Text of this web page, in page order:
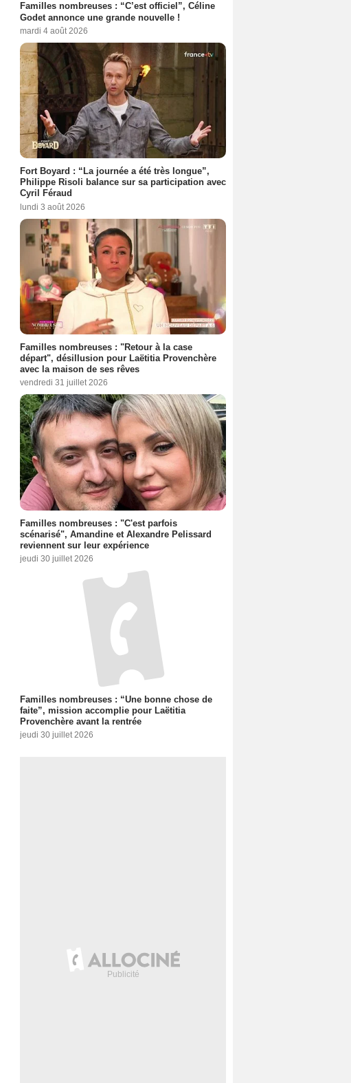
Familles nombreuses : “C’est officiel”, Céline
Godet annonce une grande nouvelle !
mardi 4 août 2026
Fort Boyard : “La journée a été très longue”,
Philippe Risoli balance sur sa participation avec
Cyril Féraud
lundi 3 août 2026
Familles nombreuses : "Retour à la case
départ", désillusion pour Laëtitia Provenchère
avec la maison de ses rêves
vendredi 31 juillet 2026
Familles nombreuses : "C'est parfois
scénarisé", Amandine et Alexandre Pelissard
reviennent sur leur expérience
jeudi 30 juillet 2026
Familles nombreuses : “Une bonne chose de
faite”, mission accomplie pour Laëtitia
Provenchère avant la rentrée
jeudi 30 juillet 2026